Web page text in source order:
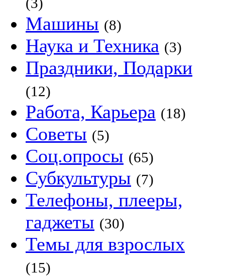
Машины (8)
Наука и Техника (3)
Праздники, Подарки
(12)
Работа, Карьера (18)
Советы (5)
Соц.опросы (65)
Субкультуры (7)
Телефоны, плееры,
гаджеты (30)
Темы для взрослых
(15)